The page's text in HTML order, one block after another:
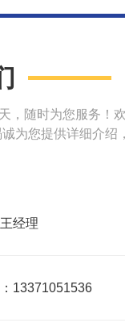
，随时为您服务！
为您提供详细介绍
经理
13371051536